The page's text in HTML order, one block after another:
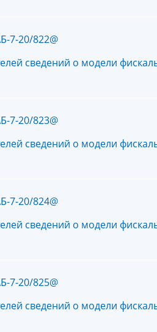
7-20/822@
сведений о модели
7-20/823@
сведений о модели
7-20/824@
сведений о модели
7-20/825@
сведений о модели